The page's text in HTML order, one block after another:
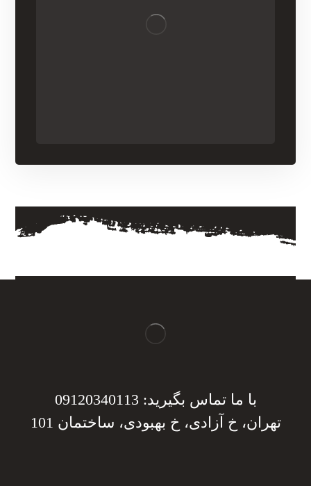
با ما تماس بگیرید: 09120340113
تهران، خ آزادی، خ بهبودی، ساختمان 101